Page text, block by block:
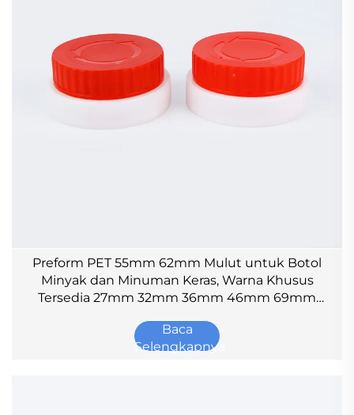
Preform PET 55mm 62mm Mulut untuk Botol
Minyak dan Minuman Keras, Warna Khusus
Tersedia 27mm 32mm 36mm 46mm 69mm
Baca
Selengkapnya